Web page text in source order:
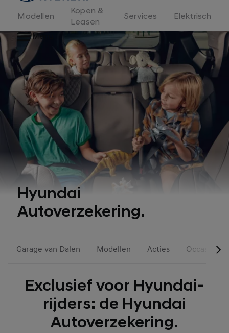
Modellen
Kopen &
Leasen
Services
Elektrisch
Menu
Hyundai
Autoverzekering.
Garage van Dalen Modellen Acties Occasions
Exclusief voor Hyundai-
rijders: de Hyundai
Autoverzekering.